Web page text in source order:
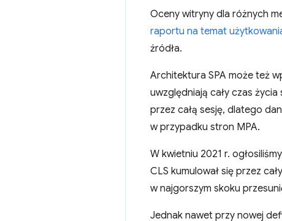
Oceny witryny dla różnych
raportu na temat
źródła.
Architektura SPA może też
uwzględniają cały czas
przez całą sesję, dlatego
w przypadku stron MPA.
W kwietniu 2021 r. ogłosiliśmy
CLS kumulował się przez
w najgorszym skoku
Jednak nawet przy nowej